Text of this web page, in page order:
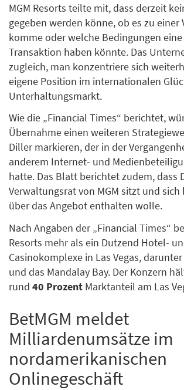
MGM Resorts teilte mit, dass derzeit
gegeben werden könne, ob es zu einer
komme oder welche Bedingungen
Transaktion haben könnte. Das
zugleich, man konzentriere sich
eigene Position im internationalen
Unterhaltungsmarkt.
Wie die „Financial Times“ berichtet,
Übernahme einen weiteren
Diller markieren, der in der
anderem Internet- und
hatte. Das Blatt berichtet zudem, dass
Verwaltungsrat von MGM sitzt und sich
über das Angebot enthalten wolle.
Nach Angaben der „Financial Times“
Resorts mehr als ein Dutzend Hotel-
Casinokomplexe in Las Vegas,
und das Mandalay Bay. Der Konzern
rund 40 Prozent Marktanteil am Las
BetMGM meldet
Milliardenumsätze im
nordamerikanischen
Onlinegeschäft